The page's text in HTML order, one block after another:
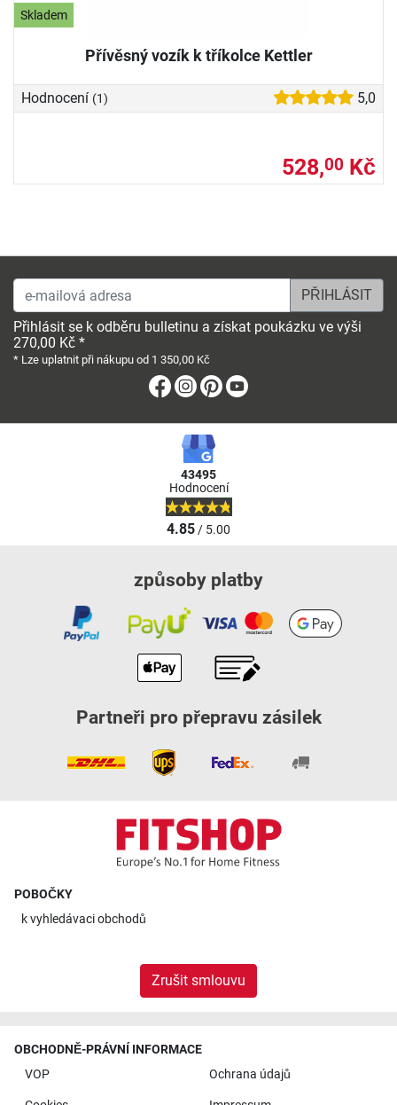
Skladem
Přívěsný vozík k tříkolce Kettler
Hodnocení (1) 5,0
528,00 Kč
e-mailová adresa
Přihlásit se k odběru bulletinu a získat poukázku ve výši
270,00 Kč *
* Lze uplatnit při nákupu od 1 350,00 Kč
Facebook
Instagram
Pinterest
43495
Hodnocení
4.85/ 5.00
způsoby platby
Partneři pro přepravu zásilek
POBOČKY
kvyhledávaci obchodů
Zrušit smlouvu
OBCHODNĚ-PRÁVNÍ INFORMACE
VOP
Ochrana údajů